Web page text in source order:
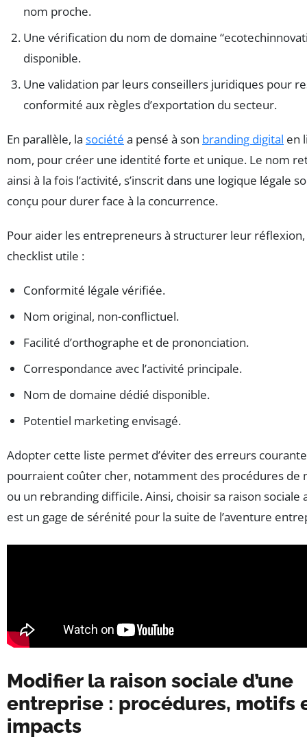
nom proche.
Une vérification du nom de domaine
disponible.
Une validation par leurs conseillers juridiques pour
conformité aux règles d’exportation du secteur.
En parallèle, la société a pensé à son branding digital en
nom, pour créer une identité forte et unique. Le nom
ainsi à la fois l’activité, s’inscrit dans une logique légale
conçu pour durer face à la concurrence.
Pour aider les entrepreneurs à structurer leur réflexion,
checklist utile :
Conformité légale vérifiée.
Nom original, non-conflictuel.
Facilité d’orthographe et de prononciation.
Correspondance avec l’activité principale.
Nom de domaine dédié disponible.
Potentiel marketing envisagé.
Adopter cette liste permet d’éviter des erreurs
pourraient coûter cher, notamment des procédures de
ou un rebranding difficile. Ainsi, choisir sa raison sociale
est un gage de sérénité pour la suite de l’aventure
Modifier la raison sociale d’une
entreprise : procédures, motifs
impacts